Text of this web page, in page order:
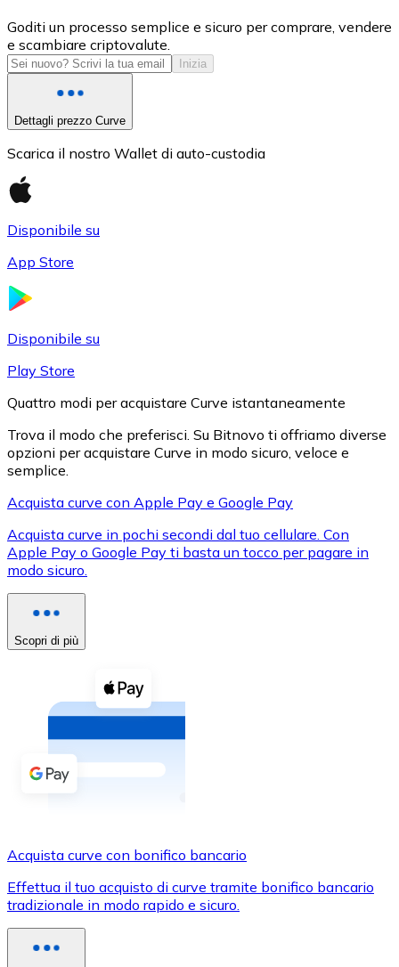
USD Coin
USDC
XRP
XRP
Vedi tutto
Buoni cripto
Acquista criptovalute in contanti e altri mezzi di
Acquista con contanti
Bonifico SEPA
Usa le carte Visa e Mastercard per acquistare
Acquista con carta
Goditi un processo semplice e sicuro per comprare, vendere
e scambiare criptovalute.
Inizia
Dettagli prezzo Curve
Scarica il nostro Wallet di auto-custodia
Disponibile su
App Store
Disponibile su
Play Store
Quattro modi per acquistare Curve istantaneamente
Trova il modo che preferisci. Su Bitnovo ti offriamo diverse
opzioni per acquistare Curve in modo sicuro, veloce e
semplice.
Acquista curve con Apple Pay e Google Pay
Acquista curve in pochi secondi dal tuo cellulare. Con
Apple Pay o Google Pay ti basta un tocco per pagare in
modo sicuro.
Scopri di più
Acquista curve con bonifico bancario
Effettua il tuo acquisto di curve tramite bonifico bancario
tradizionale in modo rapido e sicuro.